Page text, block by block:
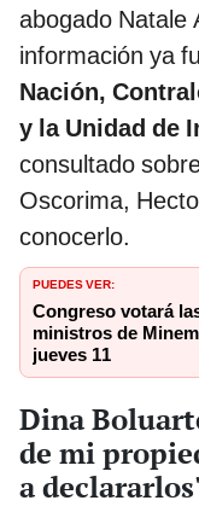
abogado Natale
información ya
Nación,
y la Unidad de
consultado
Oscorima,
conocerlo.
PUEDES VER:
Congreso votará
ministros de
jueves 11
Dina
de mi
a